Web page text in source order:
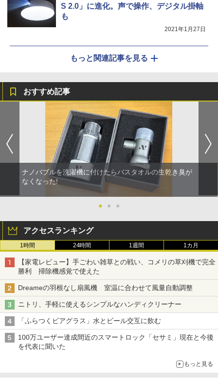
S 2.0」に進化。声で操作、デジタル掛軸
も
2021年1月27日
もっと関連記事を見る
おすすめ記事
ナノバブルを洗濯機に付けたらバスタオルの生乾き臭が
なくなった!
● ● ●
アクセスランキング
1時間 24時間 1週間 1カ月
【家電レビュー】手ごわい雑草との戦い、コメリの草刈機で完全
勝利 掃除機感覚で使えた
Dreameの羽根なし扇風機 室温に合わせて風量自動調整
ニトリ、手軽に使えるシンプルなハンディクリーナー
「ふらつくビアグラス」水とビール交互に飲む
100万ユーザー達成間近のスマートロック「セサミ」現在と今後
を代表に聞いた
もっと見る